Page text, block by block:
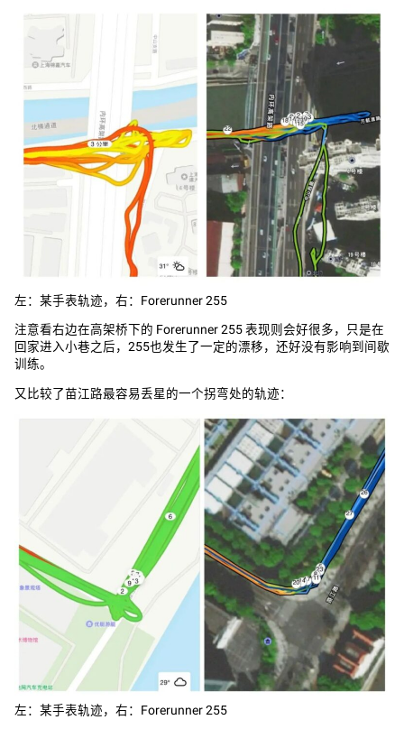
左：某手表轨迹，右：Forerunner 255
注意看右边在高架桥下的 Forerunner 255 表现则会好很多，只是在
回家进入小巷之后，255也发生了一定的漂移，还好没有影响到间歇
训练。
又比较了苗江路最容易丢星的一个拐弯处的轨迹：
左：某手表轨迹，右：Forerunner 255